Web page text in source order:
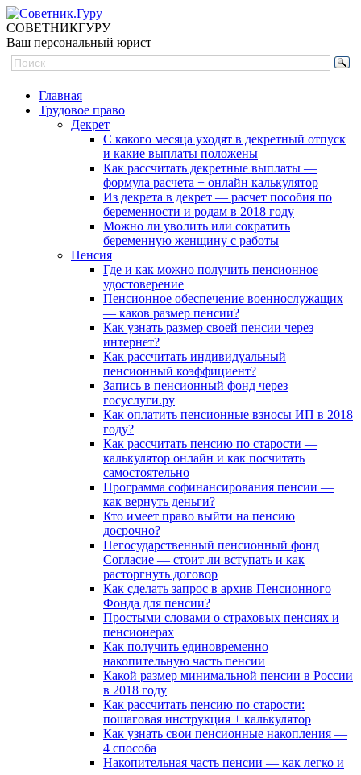
СОВЕТНИКГУРУ
Ваш персональный юрист
Главная
Трудовое право
Декрет
С какого месяца уходят в декретный отпуск
и какие выплаты положены
Как рассчитать декретные выплаты —
формула расчета + онлайн калькулятор
Из декрета в декрет — расчет пособия по
беременности и родам в 2018 году
Можно ли уволить или сократить
беременную женщину с работы
Пенсия
Где и как можно получить пенсионное
удостоверение
Пенсионное обеспечение военнослужащих
— каков размер пенсии?
Как узнать размер своей пенсии через
интернет?
Как рассчитать индивидуальный
пенсионный коэффициент?
Запись в пенсионный фонд через
госуслуги.ру
Как оплатить пенсионные взносы ИП в 2018
году?
Как рассчитать пенсию по старости —
калькулятор онлайн и как посчитать
самостоятельно
Программа софинансирования пенсии —
как вернуть деньги?
Кто имеет право выйти на пенсию
досрочно?
Негосударственный пенсионный фонд
Согласие — стоит ли вступать и как
расторгнуть договор
Как сделать запрос в архив Пенсионного
Фонда для пенсии?
Простыми словами о страховых пенсиях и
пенсионерах
Как получить единовременно
накопительную часть пенсии
Какой размер минимальной пенсии в России
в 2018 году
Как рассчитать пенсию по старости:
пошаговая инструкция + калькулятор
Как узнать свои пенсионные накопления —
4 способа
Накопительная часть пенсии — как легко и